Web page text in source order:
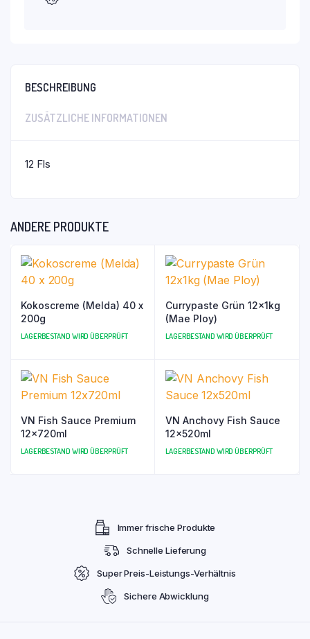
BESCHREIBUNG
ZUSÄTZLICHE INFORMATIONEN
12 Fls
ANDERE PRODUKTE
Kokoscreme (Melda) 40 x
200g
LAGERBESTAND WIRD ÜBERPRÜFT
Currypaste Grün 12x1kg
(Mae Ploy)
LAGERBESTAND WIRD ÜBERPRÜFT
VN Fish Sauce Premium
12x720ml
LAGERBESTAND WIRD ÜBERPRÜFT
VN Anchovy Fish Sauce
12x520ml
LAGERBESTAND WIRD ÜBERPRÜFT
Immer frische Produkte
Schnelle Lieferung
Super Preis-Leistungs-Verhältnis
Sichere Abwicklung